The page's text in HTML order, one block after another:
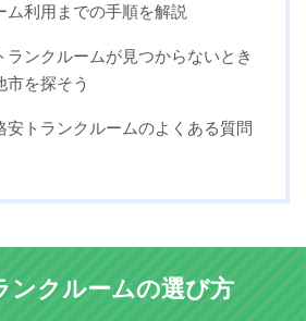
ム利用までの手順を解説
ランクルームが見つからないとき
市を探そう
安トランクルームのよくある質問
ンクルームの選び方